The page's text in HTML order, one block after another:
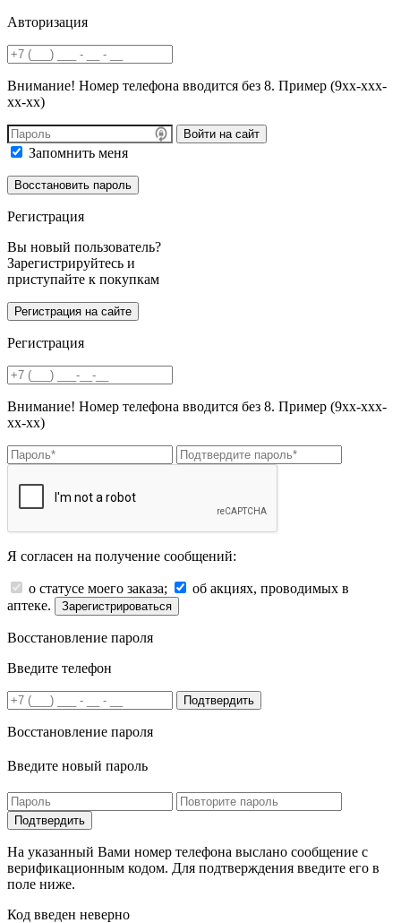
Авторизация
Внимание! Номер телефона вводится без 8. Пример (9хх-ххх-
хх-хх)
Войти на сайт
Запомнить меня
Регистрация
Вы новый пользователь?
Зарегистрируйтесь и
приступайте к покупкам
Регистрация
Внимание! Номер телефона вводится без 8. Пример (9хх-ххх-
хх-хх)
Я согласен на получение сообщений:
о статусе моего заказа;
об акциях, проводимых в
аптеке.
Зарегистрироваться
Восстановление пароля
Введите телефон
Подтвердить
Восстановление пароля
Введите новый пароль
На указанный Вами номер телефона выслано сообщение с
верификационным кодом. Для подтверждения введите его в
поле ниже.
Код введен неверно